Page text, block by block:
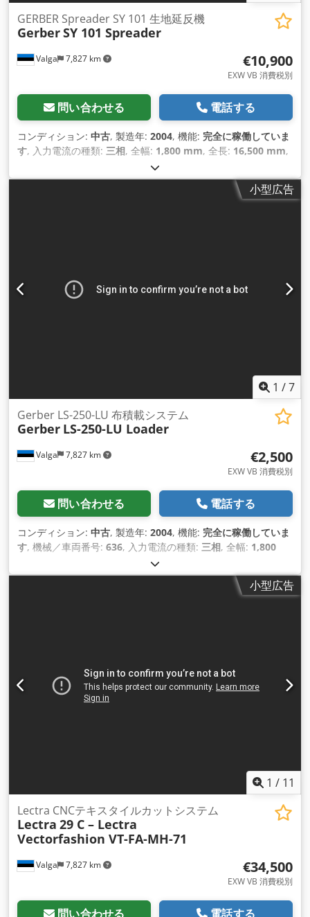
Valga 7,827 km
GERBER Spreader SY 101 生地延反機
GerberSY 101 Spreader
€10,900
EXW VB 消費税別
問い合わせる 電話する
コンディション: 中古, 製造年: 2004, 機能: 完全に稼働していま
す, 入力電流の種類: 三相, 全幅: 1,800 mm, 全長: 16,500 mm,
10 A,
小型広告
1 /7
Valga 7,827 km
Gerber LS-250-LU 布積載システム
Gerber LS-250-LU Loader
€2,500
EXW VB 消費税別
問い合わせる 電話する
コンディション: 中古, 製造年: 2004, 機能: 完全に稼働していま
す, 機械／車両番号: 636, 入力電流の種類: 三相, 全幅: 1,800
, 入力電流:
能力:250 kg（キログラム）,
小型広告
1 / 11
Valga 7,827 km
Lectra CNCテキスタイルカットシステム
Lectra 29 C – Lectra
Vectorfashion VT-FA-MH-71
€34,500
EXW VB 消費税別
問い合わせる 電話する